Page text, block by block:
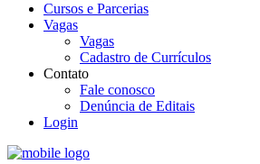
Cursos e Parcerias
Vagas
Vagas
Cadastro de Currículos
Contato
Fale conosco
Denúncia de Editais
Login